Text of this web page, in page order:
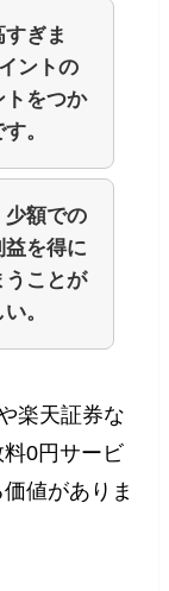
ぎま
ントの
トをつか
。
少額での
を得に
うことが
。
楽天証券な
0円サービ
値がありま